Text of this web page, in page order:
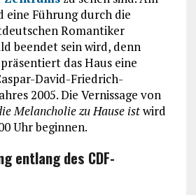
eine Führung durch die
Romantiker
beendet sein wird, denn
das Haus eine
David-Friedrich-
2005. Die Vernissage von
Melancholie zu Hause istwird
Uhr beginnen.
entlang des CDF-